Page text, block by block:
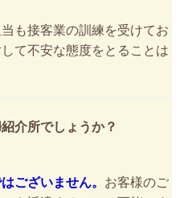
も接客業の訓練を受けてお
て不安な態度をとることは
介所でしょうか？
ございません。 お客様のご